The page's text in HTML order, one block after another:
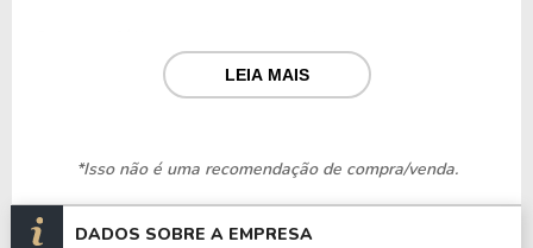
financeiro, agronegócio, alimentos, materiais de
construção, comunicação e cultura.
Entre as principais empresas sob seu controle
Banco Alfa de Investimento S.A.;
LEIA MAIS
*Isso não é uma recomendação de compra/venda.
DADOS SOBRE A EMPRESA